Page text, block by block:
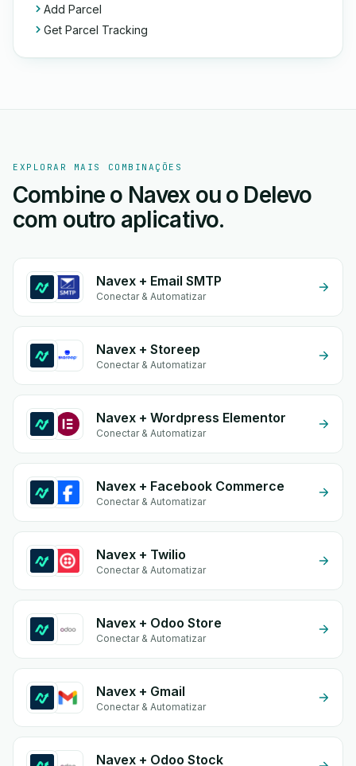
Add Parcel
Get Parcel Tracking
EXPLORAR MAIS COMBINAÇÕES
Combine o Navex ou o Delevo
com outro aplicativo.
Navex + Email SMTP
Conectar & Automatizar
Navex + Storeep
Conectar & Automatizar
Navex + Wordpress Elementor
Conectar & Automatizar
Navex + Facebook Commerce
Conectar & Automatizar
Navex + Twilio
Conectar & Automatizar
Navex + Odoo Store
Conectar & Automatizar
Navex + Gmail
Conectar & Automatizar
Navex + Odoo Stock